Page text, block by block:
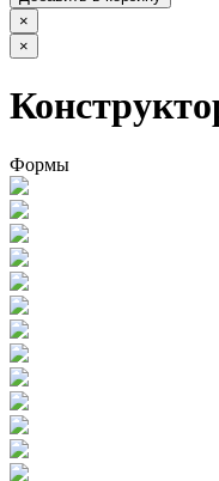
×
×
Формы